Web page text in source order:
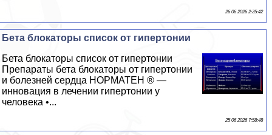
26 06 2026 2:35:42
Бета блокаторы список от гипертонии
Бета блокаторы список от гипертонии
Препараты бета блокаторы от гипертонии
и болезней сердца НОРМАТЕН ® —
инновация в лечении гипертонии у
человека •...
25 06 2026 7:58:48